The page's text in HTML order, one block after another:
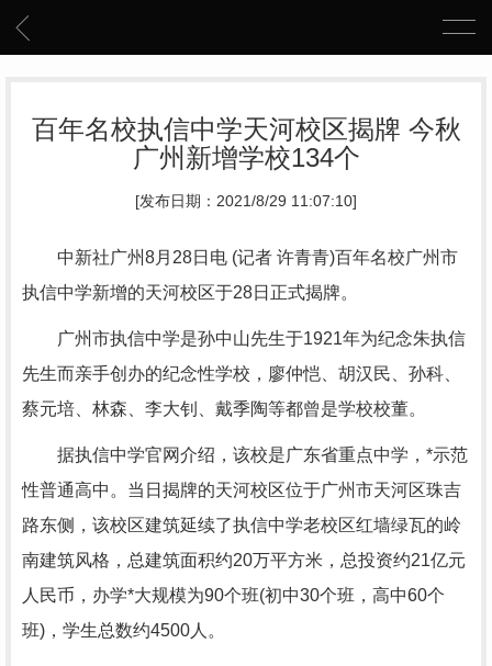
百年名校执信中学天河校区揭牌 今秋
广州新增学校134个
[发布日期：2021/8/29 11:07:10]
中新社广州8月28日电 (记者 许青青)百年名校广州市
执信中学新增的天河校区于28日正式揭牌。
广州市执信中学是孙中山先生于1921年为纪念朱执信
先生而亲手创办的纪念性学校，廖仲恺、胡汉民、孙科、
蔡元培、林森、李大钊、戴季陶等都曾是学校校董。
据执信中学官网介绍，该校是广东省重点中学，*示范
性普通高中。当日揭牌的天河校区位于广州市天河区珠吉
路东侧，该校区建筑延续了执信中学老校区红墙绿瓦的岭
南建筑风格，总建筑面积约20万平方米，总投资约21亿元
人民币，办学*大规模为90个班(初中30个班，高中60个
班)，学生总数约4500人。